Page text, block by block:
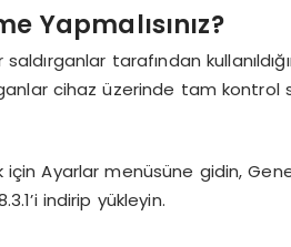
Yapmalısınız?
tarafından
cihaz üzerinde tam kontrol
için Ayarlar menüsüne gidin,
indirip yükleyin.